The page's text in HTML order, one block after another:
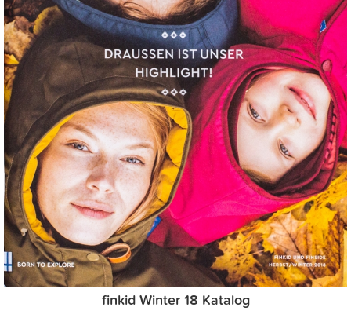
finkid Winter 18 Katalog